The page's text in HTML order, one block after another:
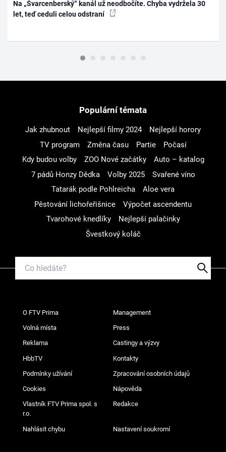
Na „Švarcenberský“ kanál už neodbočíte. Chyba vydržela 30
let, teď ceduli celou odstraní
Populární témata
Jak zhubnout Nejlepší filmy 2024
Nejlepší horory
TV program
Změna času Partie
Počasí
Kdy budou volby
ZOO Nové začátky
Auto – katalog
7 pádů Honzy Dědka
Volby 2025
Svařené víno
Tatarák podle Pohlreicha
Aloe vera
Pěstování lichořeřišnice
Výpočet ascendentu
Tvarohové knedlíky
Nejlepší palačinky
Švestkový koláč
O FTV Prima Management
Volná místa Press
Reklama Castingy a výzvy
HbbTV Kontakty
Podmínky užívání Zpracování osobních údajů
Cookies Nápověda
Vlastník FTV Prima spol. s
r.o.
Redakce
Nahlásit chybu Nastavení soukromí